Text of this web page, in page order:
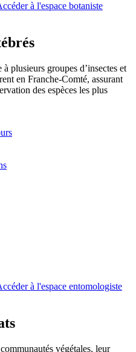
à l'espace botaniste
plusieurs groupes d’insectes et
en Franche-Comté, assurant
des espèces les plus
à l'espace entomologiste
végétales, leur